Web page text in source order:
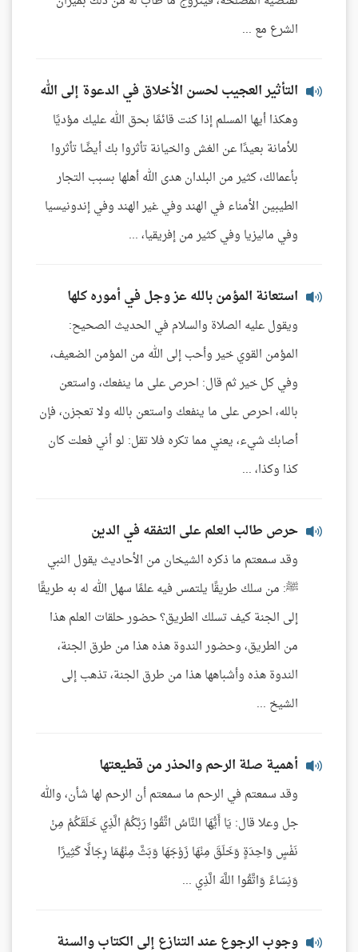
الشرع مع ...
التأثير العجيب لحسن الأخلاق في الدعوة إلى الله
وهكذا أيها المسلم إذا كنت قائمًا بحق الله عليك مؤديًا
للأمانة بعيدًا عن الغش والخيانة تأثروا بك أيضًا تأثروا
بأعمالك، كثير من البلدان هدى الله أهلها بسبب التجار
الطيبين الأمناء في الهند وفي غير الهند وفي إندونيسيا
وفي ماليزيا وفي كثير من إفريقيا، ...
استعانة المؤمن بالله عز وجل في أموره كلها
ويقول عليه الصلاة والسلام في الحديث الصحيح:
المؤمن القوي خير وأحب إلى الله من المؤمن الضعيف،
وفي كل خير ثم قال: احرص على ما ينفعك، واستعن
بالله، احرص على ما ينفعك واستعن بالله ولا تعجزن، فإن
أصابك شيء، يعني مما تكره فلا تقل: لو أني فعلت كان
كذا وكذا، ...
حرص طالب العلم على التفقه في الدين
وقد سمعتم ما ذكره الشيخان من الأحاديث يقول النبي
ﷺ: من سلك طريقًا يلتمس فيه علمًا سهل الله له به طريقًا
إلى الجنة كيف تسلك الطريق؟ حضور حلقات العلم هذا
من الطريق، وحضور الندوة هذه هذا من طرق الجنة،
الندوة هذه وأشباهها هذا من طرق الجنة، تذهب إلى
الشيخ ...
أهمية صلة الرحم والحذر من قطيعتها
وقد سمعتم في الرحم ما سمعتم أن الرحم لها شأن، والله
جل وعلا قال: يَا أَيُّهَا النَّاسُ اتَّقُوا رَبَّكُمُ الَّذِي خَلَقَكُمْ مِنْ
نَفْسٍ وَاحِدَةٍ وَخَلَقَ مِنْهَا زَوْجَهَا وَبَثَّ مِنْهُمَا رِجَالًا كَثِيرًا
وَنِسَاءً وَاتَّقُوا اللَّهَ الَّذِي ...
وجوب الرجوع عند التنازع إلى الكتاب والسنة